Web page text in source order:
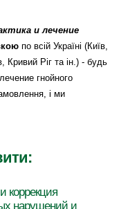
и лечение
по всій Україні (Київ,
Кривий Ріг та ін.) - будь
гнойного
і ми
коррекция
нарушений и